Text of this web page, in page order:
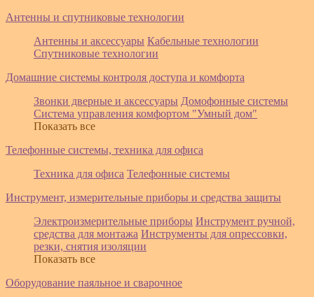
Антенны и спутниковые технологии
Антенны и аксессуары Кабельные технологии
Спутниковые технологии
Домашние системы контроля доступа и комфорта
Звонки дверные и аксессуары Домофонные системы
Система управления комфортом "Умный дом"
Показать все
Телефонные системы, техника для офиса
Техника для офиса Телефонные системы
Инструмент, измерительные приборы и средства защиты
Электроизмерительные приборы Инструмент ручной,
средства для монтажа Инструменты для опрессовки,
резки, снятия изоляции
Показать все
Оборудование паяльное и сварочное